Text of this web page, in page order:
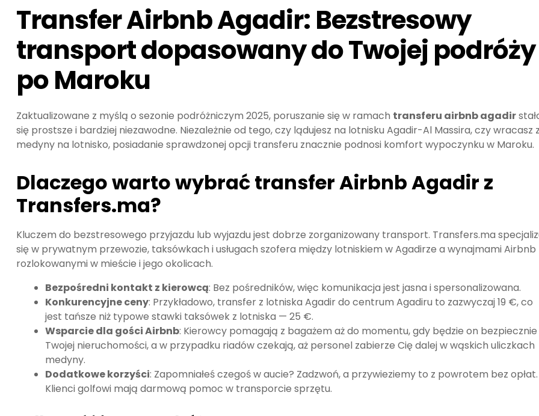
Transfer Airbnb Agadir: Bezstresowy
transport dopasowany do Twojej podróży
po Maroku
Zaktualizowane z myślą o sezonie podróżniczym 2025, poruszanie się w ramach transferu airbnb agadir
się prostsze i bardziej niezawodne. Niezależnie od tego, czy lądujesz na lotnisku Agadir-Al Massira, czy wracasz
medyny na lotnisko, posiadanie sprawdzonej opcji transferu znacznie podnosi komfort wypoczynku w Maroku.
Dlaczego warto wybrać transfer Airbnb Agadir z
Transfers.ma?
Kluczem do bezstresowego przyjazdu lub wyjazdu jest dobrze zorganizowany transport. Transfers.ma
się w prywatnym przewozie, taksówkach i usługach szofera między lotniskiem w Agadirze a wynajmami Airbnb
rozlokowanymi w mieście i jego okolicach.
Bezpośredni kontakt z kierowcą: Bez pośredników, więc komunikacja jest jasna i spersonalizowana.
Konkurencyjne ceny: Przykładowo, transfer z lotniska Agadir do centrum Agadiru to zazwyczaj 19 €, co
jest tańsze niż typowe stawki taksówek z lotniska — 25 €.
Wsparcie dla gości Airbnb: Kierowcy pomagają z bagażem aż do momentu, gdy będzie on
Twojej nieruchomości, a w przypadku riadów czekają, aż personel zabierze Cię dalej w wąskich uliczkach
medyny.
Dodatkowe korzyści: Zapomniałeś czegoś w aucie? Zadzwoń, a przywieziemy to z powrotem bez opłat.
Klienci golfowi mają darmową pomoc w transporcie sprzętu.